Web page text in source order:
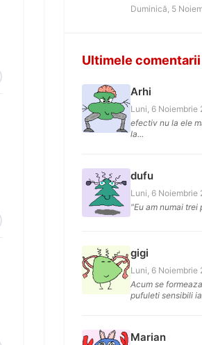
Duminică, 5
Ultimele comentarii
Arhi
Luni, 6 Noiembrie
efectiv nu la ele
la...
dufu
Luni, 6 Noiembrie
"Eu am numai trei
gigi
Luni, 6 Noiembrie
Acum se
pufuleti sensibili
Marian